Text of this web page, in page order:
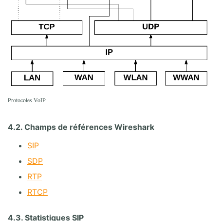
Protocoles VoIP
4.2. Champs de références Wireshark
SIP
SDP
RTP
RTCP
4.3. Statistiques SIP